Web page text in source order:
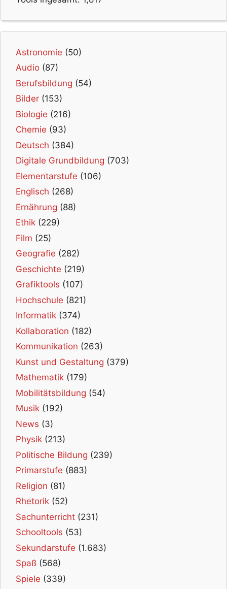
Astronomie (50)
Audio (87)
Berufsbildung (54)
Bilder (153)
Biologie (216)
Chemie (93)
Deutsch (384)
Digitale Grundbildung (703)
Elementarstufe (106)
Englisch (268)
Ernährung (88)
Ethik (229)
Film (25)
Geografie (282)
Geschichte (219)
Grafiktools (107)
Hochschule (821)
Informatik (374)
Kollaboration (182)
Kommunikation (263)
Kunst und Gestaltung (379)
Mathematik (179)
Mobilitätsbildung (54)
Musik (192)
News (3)
Physik (213)
Politische Bildung (239)
Primarstufe (883)
Religion (81)
Rhetorik (52)
Sachunterricht (231)
Schooltools (53)
Sekundarstufe (1.683)
Spaß (568)
Spiele (339)